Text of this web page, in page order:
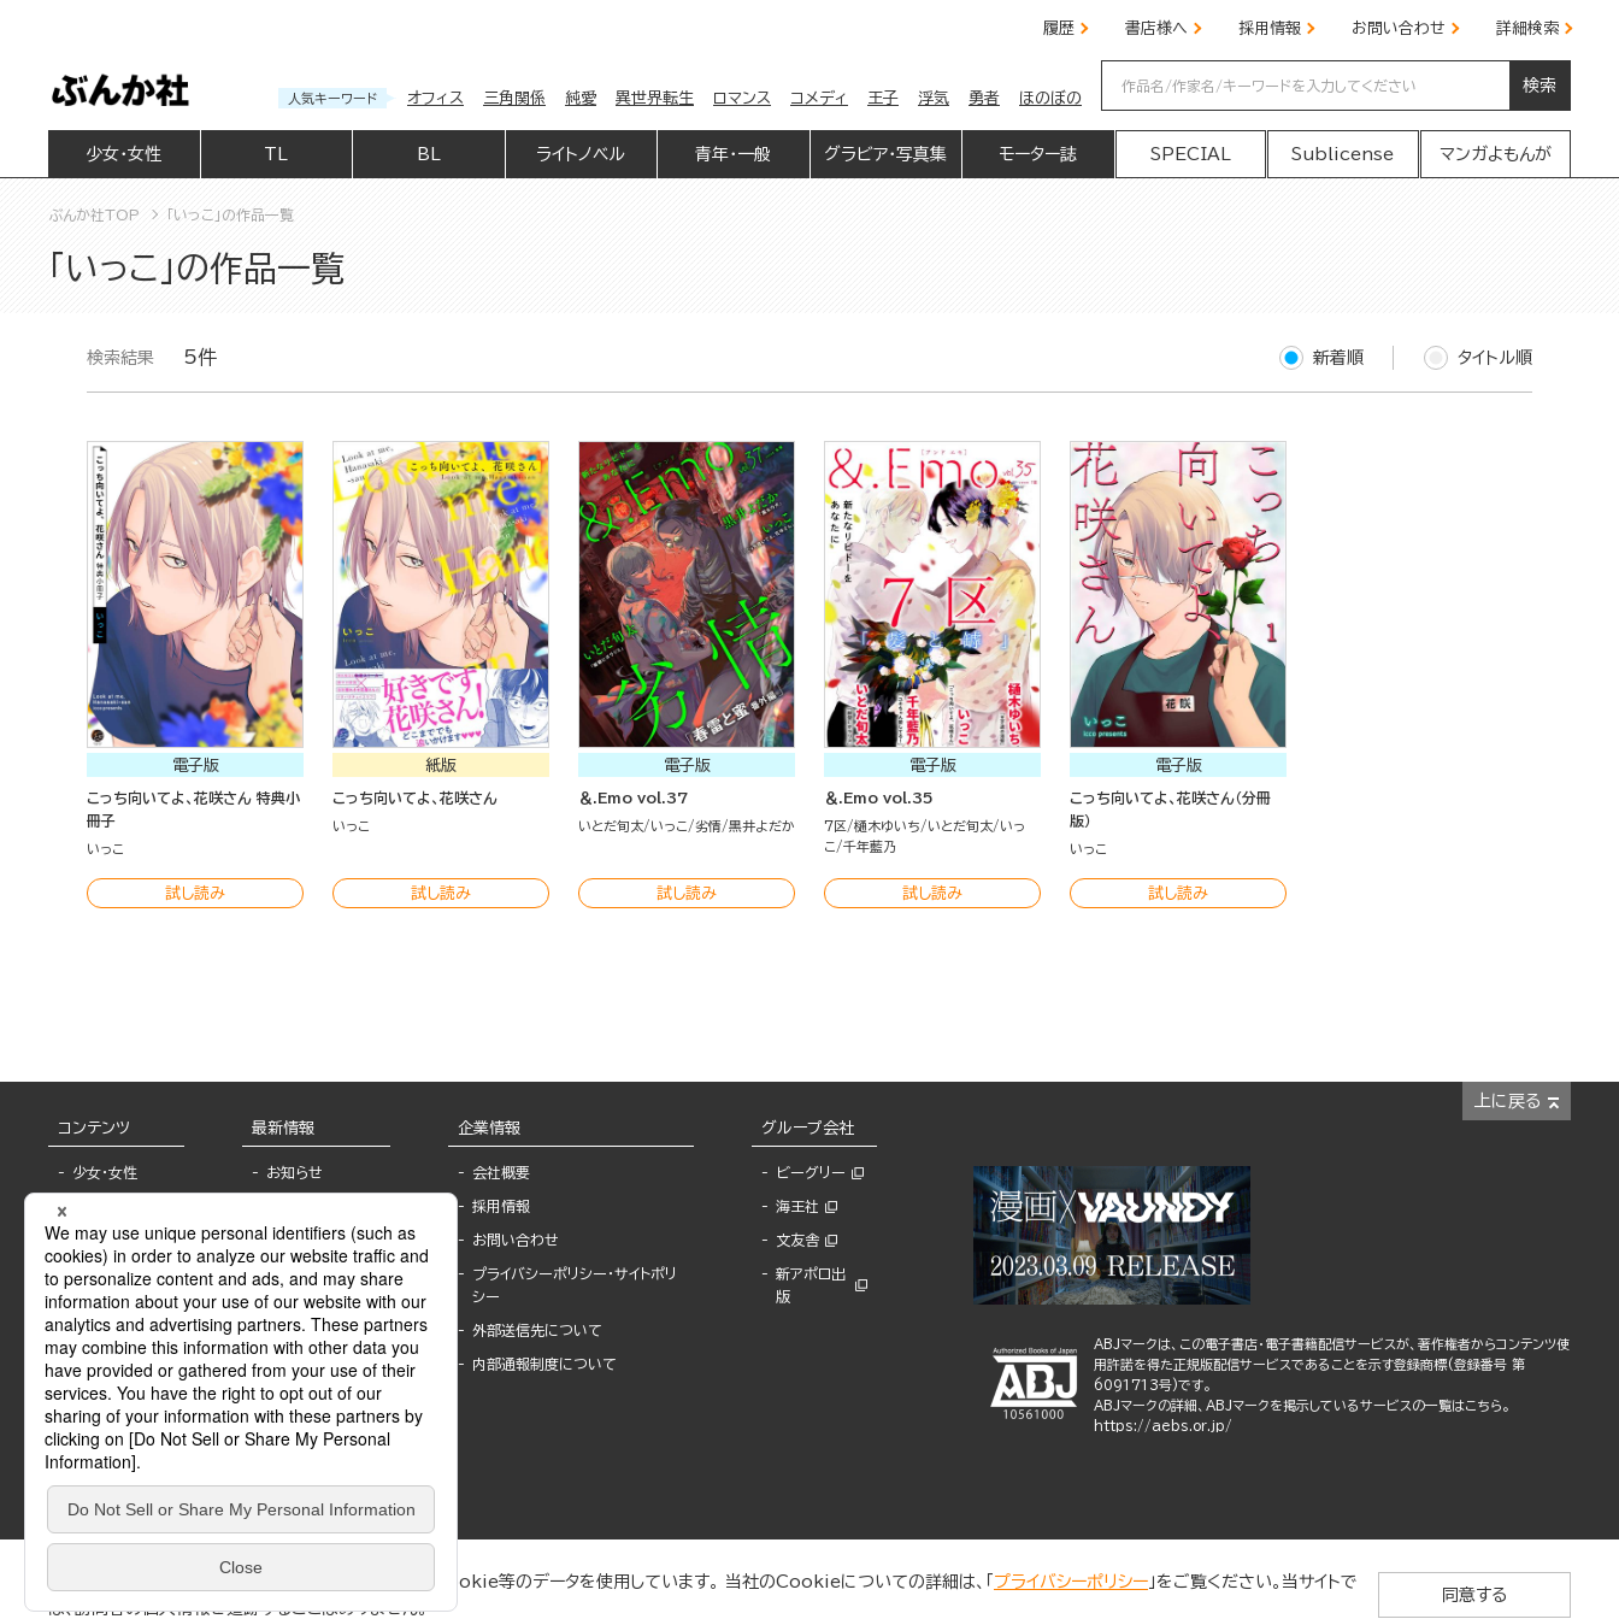
履歴 書店様へ 採用情報 お問い合わせ 詳細検索
人気キーワード オフィス 三角関係 純愛 異世界転生 ロマンス コメディ 王子 浮気 勇者 ほのぼの
検索
少女・女性 BL ライトノベル 青年・一般 グラビア・写真集 モーター誌 SPECIAL Sublicense マンガよもんが
ぶんか社TOP 「いっこ」の作品一覧
「いっこ」の作品一覧
検索結果 5件 新着順 タイトル順
電子版
こっち向いてよ、花咲さん 特典小
冊子
いっこ
試し読み
紙版
こっち向いてよ、花咲さん
いっこ
試し読み
電子版
＆.Emo vol.37
いとだ旬太 いっこ 劣情 黒井よだか
試し読み
電子版
＆.Emo vol.35
7区 樋木ゆいち いとだ旬太
いっ
こ
千年藍乃
試し読み
電子版
こっち向いてよ、花咲さん（分冊
版）
いっこ
試し読み
上に戻る
コンテンツ
少女・女性
BL
ライトノベル
青年・一般
グラビア・写真
モーター誌
SPECIAL
Sublicense
最新情報
お知らせ
報
書店様へ
海外ライセンシー
公式SNSアカウ
ント
作家一覧
Keyword list
Author list
企業情報
会社概要
採用情報
お問い合わせ
プライバシーポリシー・サイトポリ
シー
外部送信先について
内部通報制度について
グループ会社
ビーグリー
海王社
文友舎
新アポロ出
版
ABJマークは、この電子書店・電子書籍配信サービスが、著作権者からコンテンツ使
用許諾を得た正規版配信サービスであることを示す登録商標(登録番号 第
6091713号)です。
ABJマークの詳細、ABJマークを掲示しているサービスの一覧はこちら。
https://aebs.or.jp/
ぶんか社が運営するサイトでは、利便性向上のためにCookie等のデータを使用しています。 当社のCookieについての詳細は、「 プライバシーポリシー 」をご覧ください。当サイトで
は、訪問者の個人情報を追跡することはありません。
同意する